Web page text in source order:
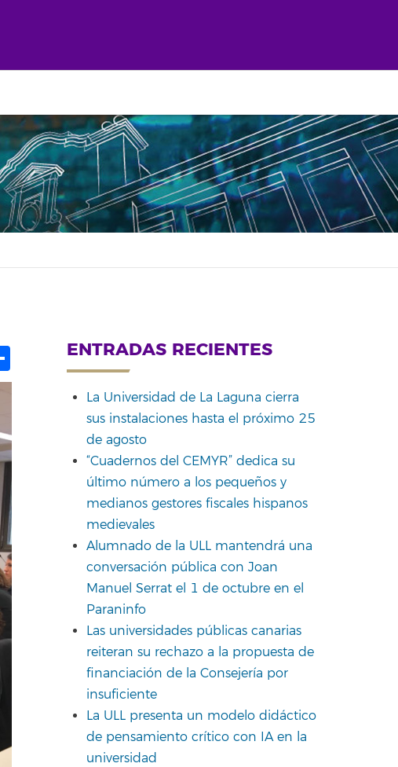
CompartirENTRADAS RECIENTES
La Universidad de La Laguna cierra
sus instalaciones hasta el próximo 25
de agosto
“Cuadernos del CEMYR” dedica su
último número a los pequeños y
medianos gestores fiscales hispanos
medievales
Alumnado de la ULL mantendrá una
conversación pública con Joan
Manuel Serrat el 1 de octubre en el
Paraninfo
Las universidades públicas canarias
reiteran su rechazo a la propuesta de
financiación de la Consejería por
insuficiente
La ULL presenta un modelo didáctico
de pensamiento crítico con IA en la
universidad